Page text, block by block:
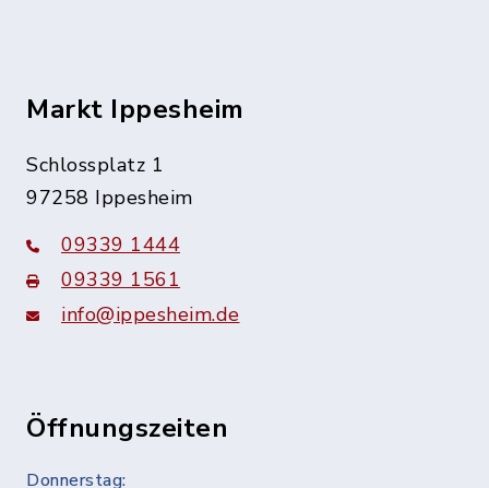
Markt Ippesheim
Schlossplatz 1
97258 Ippesheim
09339 1444
09339 1561
info@ippesheim.de
Öffnungszeiten
Donnerstag: